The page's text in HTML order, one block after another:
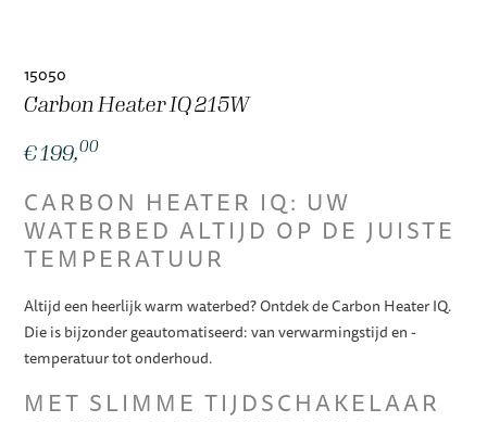
15050
Carbon Heater IQ 215W
€ 199,00
CARBON HEATER IQ: UW
WATERBED ALTIJD OP DE JUISTE
TEMPERATUUR
Altijd een heerlijk warm waterbed? Ontdek de Carbon Heater IQ.
Die is bijzonder geautomatiseerd: van verwarmingstijd en -
temperatuur tot onderhoud.
MET SLIMME TIJDSCHAKELAAR